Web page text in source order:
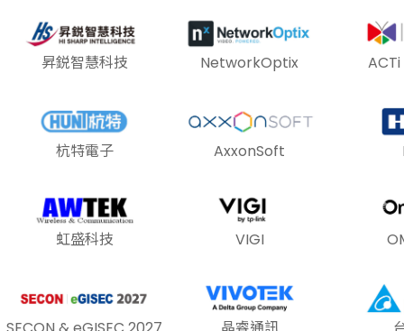
昇鋭智慧科技 NetworkOptix ACTi
杭特電子 AxxonSoft
虹盛科技 VIGI